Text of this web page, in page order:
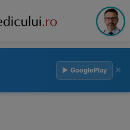
▶ GooglePlay ×